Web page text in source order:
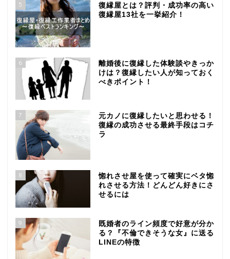
5
復縁屋とは？評判・成功率の高い
復縁屋13社を一挙紹介！
6
離婚後に復縁した体験談やきっか
けは？復縁したい人が知っておく
べきポイント！
7
元カノに復縁したいと思わせる！
復縁の成功させる最終手段はコチ
ラ
8
惚れさせ屋を使って確実にベタ惚
れさせる方法！どんどん好きにさ
せるには
9
既婚者のライン頻度で好意が分か
る？『不倫できそうな女』に送る
LINEの特徴